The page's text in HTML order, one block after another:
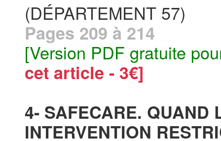
(DÉPARTEMENT 57)
Pages 209 à 214
[Version PDF gratuite
cet article - 3€]
4- SAFECARE. QUAND
INTERVENTION